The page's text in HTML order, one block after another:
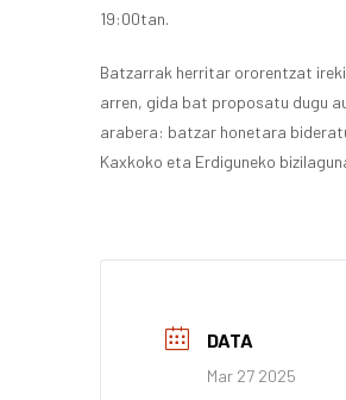
19:00tan.
Batzarrak herritar ororentzat
arren, gida bat proposatu dugu
arabera: batzar honetara
Kaxkoko eta Erdiguneko
DATA
Mar 27 2025